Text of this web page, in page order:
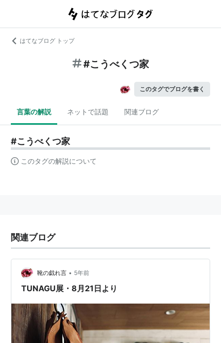
はてなブログ トップ
#こうべくつ家
このタグでブログを書く
言葉の解説 ネットで話題 関連ブログ
#こうべくつ家
このタグの解説について
関連ブログ
靴の戯れ言 • 5年前
TUNAGU展・8月21日より